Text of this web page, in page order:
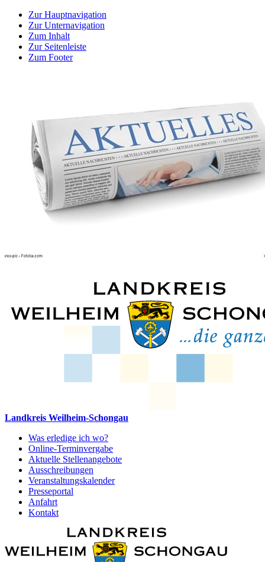
Zur Hauptnavigation
Zur Unternavigation
Zum Inhalt
Zur Seitenleiste
Zum Footer
Landkreis Weilheim-Schongau
Was erledige ich wo?
Online-Terminvergabe
Aktuelle Stellenangebote
Ausschreibungen
Veranstaltungskalender
Presseportal
Anfahrt
Kontakt